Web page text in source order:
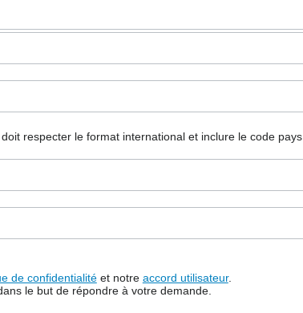
respecter le format international et inclure le code pays.
de confidentialitéet notre accord utilisateur.
le but de répondre à votre demande.